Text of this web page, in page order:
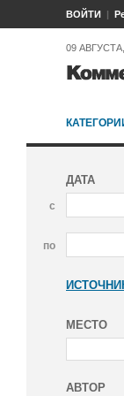
ВОЙТИ
09
ДАТА
с
по
МЕСТО
АВТОР